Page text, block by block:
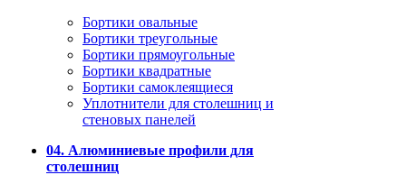
Бортики овальные
Бортики треугольные
Бортики прямоугольные
Бортики квадратные
Бортики самоклеящиеся
Уплотнители для столешниц и
стеновых панелей
04. Алюминиевые профили для
столешниц